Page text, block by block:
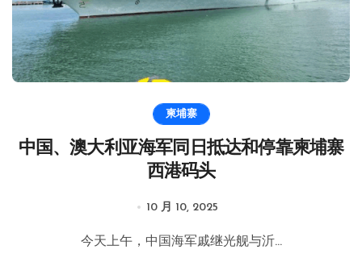
柬埔寨
中国、澳大利亚海军同日抵达和停靠柬埔寨
西港码头
10 月 10, 2025
今天上午，中国海军戚继光舰与沂...